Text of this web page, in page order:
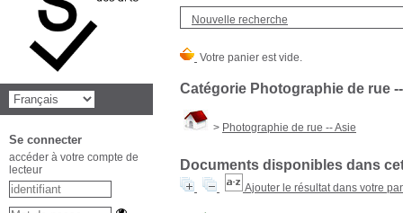
Nouvelle recherche
Catégorie Photographie de rue
> Photographie de rue -- Asie
Documents disponibles dans
Ajouter le résultat dans votre
Se connecter
accéder à votre compte de
lecteur